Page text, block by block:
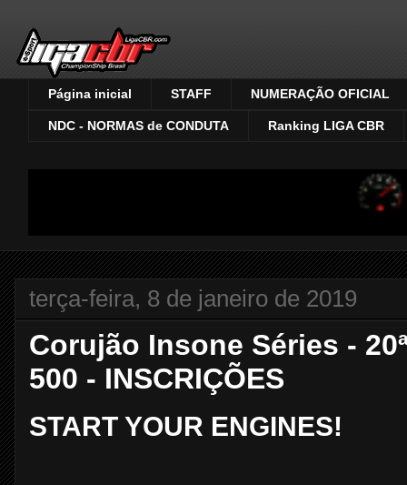
Página inicial STAFF NUMERAÇÃO OFICIAL
NDC - NORMAS de CONDUTA Ranking LIGA CBR
terça-feira, 8 de janeiro de 2019
Corujão Insone Séries -
500 - INSCRIÇÕES
START YOUR ENGINES!